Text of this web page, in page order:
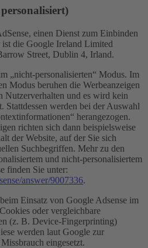
einen Dienst zum Einbinden
die Google Ireland Limited
Street, Dublin 4, Irland.
„nicht-personalisierten“ Modus. Im
Modus beruhen die Werbeanzeigen
Nutzerverhalten und es wird kein
werden bei der Auswahl
herangezogen.
richten sich dann beispielsweise
der Website, auf der Sie sich
Suchbegriffen. Mehr zu den
und nicht-personalisiertem
finden Sie unter:
answer/9007336.
Einsatz von Google Adsense im
oder vergleichbare
(z. B. Device-Fingerprinting)
werden laut Google zur
eingesetzt.